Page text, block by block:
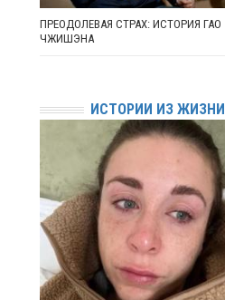
ПРЕОДОЛЕВАЯ СТРАХ: ИСТОРИЯ ГАО
ЧЖИШЭНА
ИСТОРИИ ИЗ ЖИЗНИ